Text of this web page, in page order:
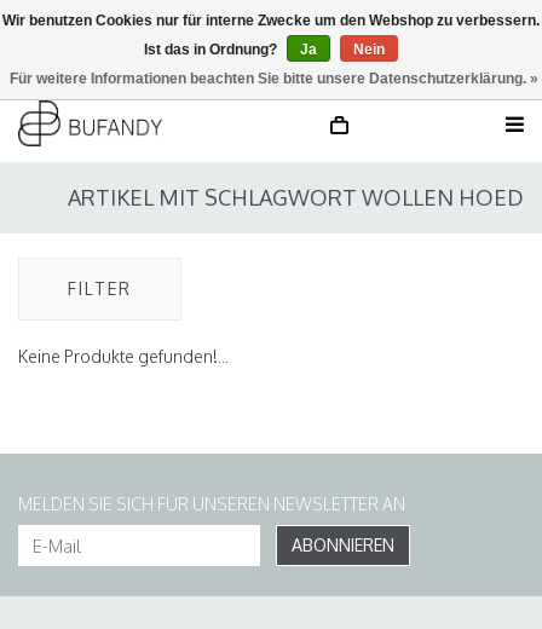
ARTIKEL MIT SCHLAGWORT WOLLEN HOED
FILTER
Keine Produkte gefunden!...
MELDEN SIE SICH FÜR UNSEREN NEWSLETTER AN
ABONNIEREN
Wir benutzen Cookies nur für interne Zwecke um den Webshop zu verbessern.
Ist das in Ordnung?
Ja
Nein
Für weitere Informationen beachten Sie bitte unsere Datenschutzerklärung. »